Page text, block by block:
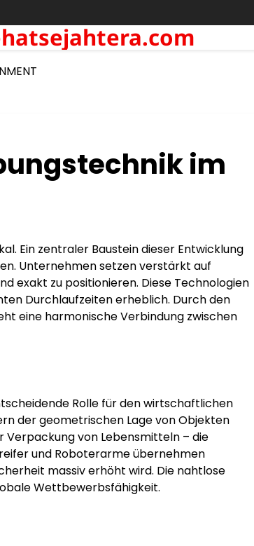
im
Ein zentraler Baustein dieser Entwicklung
Unternehmen setzen verstärkt auf
exakt zu positionieren. Diese Technologien
Durchlaufzeiten erheblich. Durch den
eine harmonische Verbindung zwischen
Rolle für den wirtschaftlichen
der geometrischen Lage von Objekten
Verpackung von Lebensmitteln – die
und Roboterarme übernehmen
massiv erhöht wird. Die nahtlose
Wettbewerbsfähigkeit.